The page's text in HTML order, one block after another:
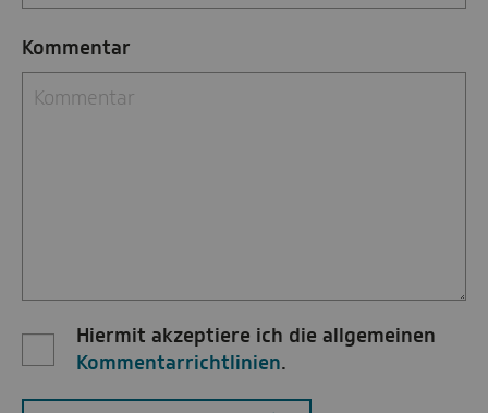
Kommentar
Hiermit akzeptiere ich die allgemeinen
Kommentarrichtlinien.